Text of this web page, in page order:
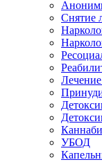
Снятие
УБОД